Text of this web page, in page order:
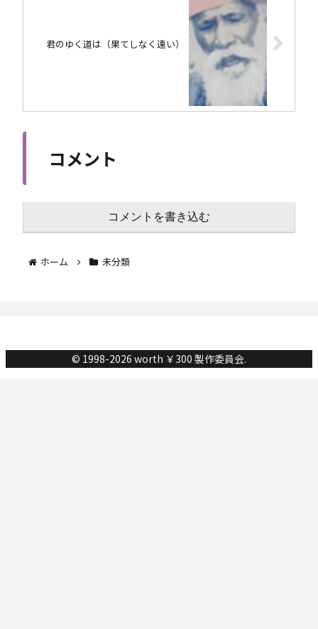
君のゆく道は（果てしなく遠い）
コメント
コメントを書き込む
ホーム 未分類
© 1998-2026 worth ￥300 製作委員会.